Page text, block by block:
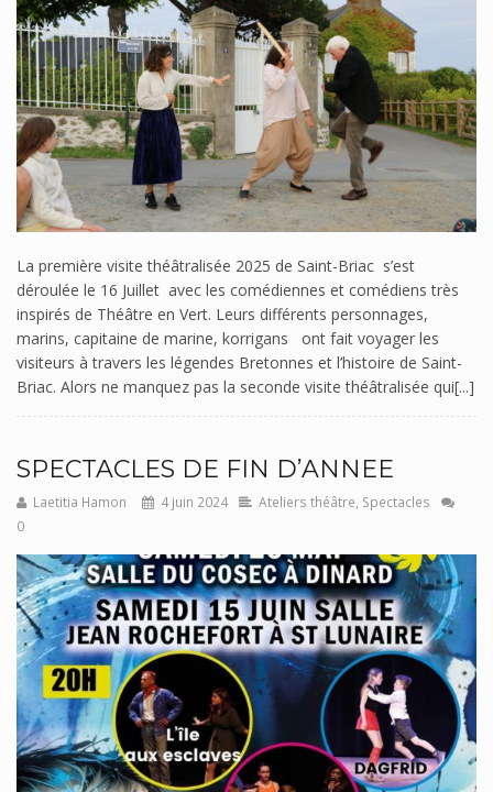
La première visite théâtralisée 2025 de Saint-Briac s’est
déroulée le 16 Juillet avec les comédiennes et comédiens très
inspirés de Théâtre en Vert. Leurs différents personnages,
marins, capitaine de marine, korrigans ont fait voyager les
visiteurs à travers les légendes Bretonnes et l’histoire de Saint-
Briac. Alors ne manquez pas la seconde visite théâtralisée qui[...]
SPECTACLES DE FIN D’ANNEE
Laetitia Hamon 4 juin 2024 Ateliers théâtre Spectacles
0